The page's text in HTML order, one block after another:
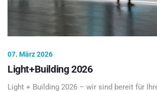
07. März 2026
Light+Building 2026
Light + Building 2026 – wir sind bereit für